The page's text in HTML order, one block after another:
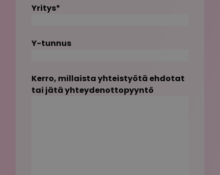
Yritys*
Y-tunnus
Kerro, millaista yhteistyötä ehdotat
tai jätä yhteydenottopyyntö